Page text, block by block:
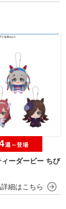
ーダービー ちび
週～登場